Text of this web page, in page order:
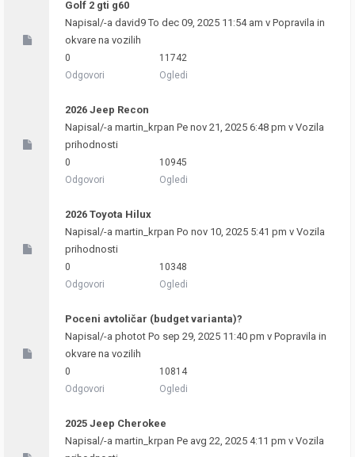
Golf 2 gti g60
Napisal/-a david9To dec 09, 2025 11:54 am v Popravila in
okvare na vozilih
0
Odgovori
11742
Ogledi
2026 Jeep Recon
Napisal/-a martin_krpan Pe nov 21, 2025 6:48 pm v Vozila
prihodnosti
0
Odgovori
10945
Ogledi
2026 Toyota Hilux
Napisal/-a martin_krpan Po nov 10, 2025 5:41 pm v Vozila
prihodnosti
0
Odgovori
10348
Ogledi
Poceni avtoličar (budget varianta)?
Napisal/-a photot Po sep 29, 2025 11:40 pm v Popravila in
okvare na vozilih
0
Odgovori
10814
Ogledi
2025 Jeep Cherokee
Napisal/-a martin_krpan Pe avg 22, 2025 4:11 pm v Vozila